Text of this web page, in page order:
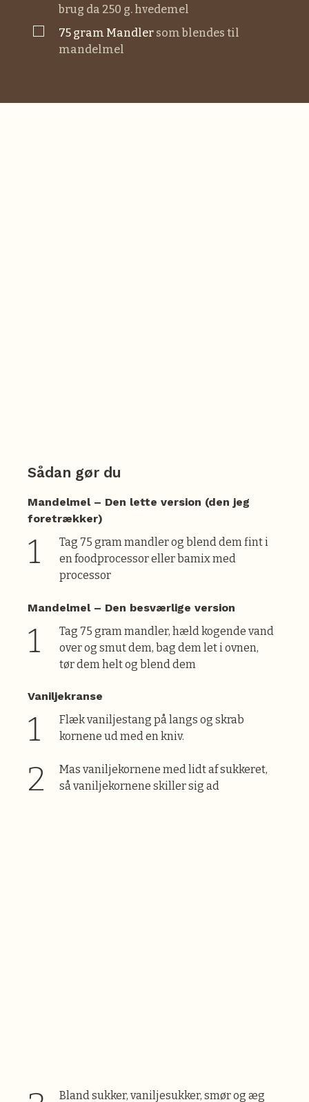
brug da 250 g. hvedemel
▢75 gram mandler som blendes til
mandelmel
Sådan gør du
Mandelmel – Den lette version (den jeg
foretrækker)
Tag 75 gram mandler og blend dem fint i
en foodprocessor eller bamix med
processor
Mandelmel – Den besværlige version
Tag 75 gram mandler, hæld kogende vand
over og smut dem, bag dem let i ovnen,
tør dem helt og blend dem
Vaniljekranse
Flæk vaniljestang på langs og skrab
kornene ud med en kniv.
Mas vaniljekornene med lidt af sukkeret,
så vaniljekornene skiller sig ad
Bland sukker, vaniljesukker, smør og æg